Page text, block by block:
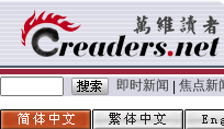
即时新闻 焦点新